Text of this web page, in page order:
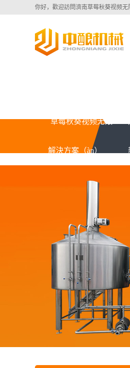
你好，歡迎訪問濟南草莓秋葵视频无
草莓秋葵视频无限IOS
解決方案（àn）